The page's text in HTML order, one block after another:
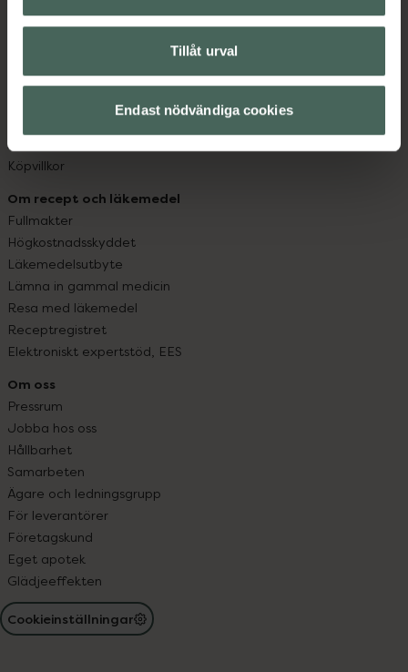
Tillåt urval
Endast nödvändiga cookies
Vanliga frågor
Leverans, betalning och retur
App
Köpvillkor
Om recept och läkemedel
Fullmakter
Högkostnadsskyddet
Läkemedelsutbyte
Lämna in gammal medicin
Resa med läkemedel
Receptregistret
Elektroniskt expertstöd, EES
Om oss
Pressrum
Jobba hos oss
Hållbarhet
Samarbeten
Ägare och ledningsgrupp
För leverantörer
Företagskund
Eget apotek
Glädjeeffekten
Cookieinställningar